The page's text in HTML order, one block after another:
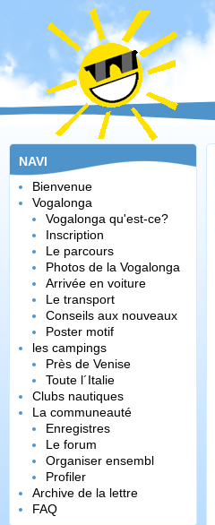
NAVI
Bienvenue
Vogalonga
Vogalonga qu'est-ce?
Inscription
Le parcours
Photos de la Vogalonga
Arrivée en voiture
Le transport
Conseils aux nouveaux
Poster motif
les campings
Près de Venise
Toute l´Italie
Clubs nautiques
La communeauté
Enregistres
Le forum
Organiser ensembl
Profiler
Archive de la lettre
FAQ